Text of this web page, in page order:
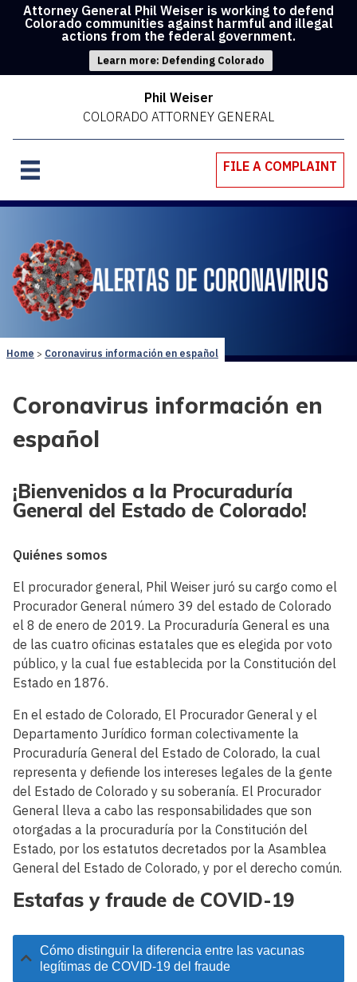
Attorney General Phil Weiser is working to defend
Colorado communities against harmful and illegal
actions from the federal government.
Learn more: Defending Colorado
Phil Weiser
COLORADO ATTORNEY GENERAL
FILE A COMPLAINT
Home Coronavirus información en español
Coronavirus información en
español
¡Bienvenidos a la Procuraduría
General del Estado de Colorado!
Quiénes somos
El procurador general, Phil Weiser juró su cargo como el
Procurador General número 39 del estado de Colorado
el 8 de enero de 2019. La Procuraduría General es una
de las cuatro oficinas estatales que es elegida por voto
público, y la cual fue establecida por la Constitución del
Estado en 1876.
En el estado de Colorado, El Procurador General y el
Departamento Jurídico forman colectivamente la
Procuraduría General del Estado de Colorado, la cual
representa y defiende los intereses legales de la gente
del Estado de Colorado y su soberanía. El Procurador
General lleva a cabo las responsabilidades que son
otorgadas a la procuraduría por la Constitución del
Estado, por los estatutos decretados por la Asamblea
General del Estado de Colorado, y por el derecho común.
Estafas y fraude de COVID-19
Cómo distinguir la diferencia entre las vacunas
legítimas de COVID-19 del fraude